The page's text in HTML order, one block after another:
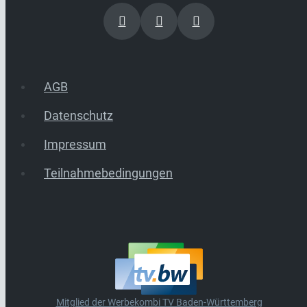
AGB
Datenschutz
Impressum
Teilnahmebedingungen
Mitglied der Werbekombi TV Baden-Württemberg